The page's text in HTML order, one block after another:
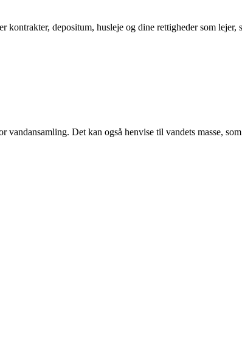
depositum, husleje og dine rettigheder som
Det kan også henvise til vandets masse,